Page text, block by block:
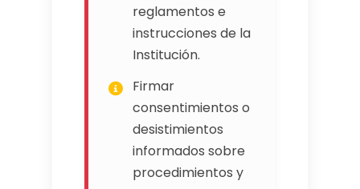
reglamentos e
instrucciones de la
Institución.
Firmar
consentimientos o
desistimientos
informados sobre
procedimientos y